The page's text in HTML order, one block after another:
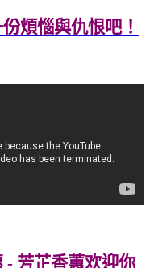
煩惱與仇恨吧！